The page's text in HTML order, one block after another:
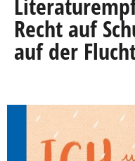
Recht auf
auf der